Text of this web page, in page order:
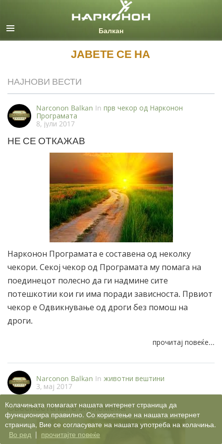
Macedonian
ЈАВЕТЕ СЕ НА
НАЈНОВИ ВЕСТИ
Narconon Balkan In прв чекор од Нарконон
Програмата
8, јули 2017
НЕ СЕ ОТКАЖАВ
Нарконон Програмата е составена од неколку
чекори. Секој чекор од Програмата му помага на
поединецот полесно да ги надмине сите
потешкотии кои ги има поради зависноста. Првиот
чекор е Одвикнување од дроги без помош на
дроги.
прочитај повеќе...
Narconon Balkan In животни вештини
3, мај 2017
Свесноста ми е зголемена
Колачињата помагаат нашата интернет страница да
функционира правилно. Со користење на нашата интернет
страница, Вие се согласувате на нашата употреба на колачиња.
Во ред | прочитајте повеќе